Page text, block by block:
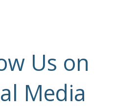
Us on
Media